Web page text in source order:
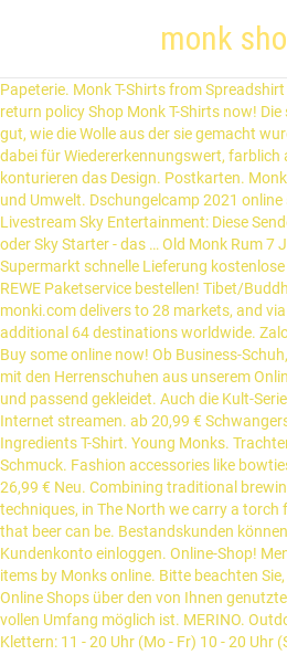
monk
Papeterie. Monk T-Shirts from Spreadshirt Unique designs Easy 30 day return policy Shop Monk T-Shirts now! Die schönste Handarbeit ist nur so gut, wie die Wolle aus der sie gemacht wurde. Sein Doppelriemen sorgt dabei für Wiedererkennungswert, farblich abgestimmte Steppungen konturieren das Design. Postkarten. Monki: Mode mit Herz für Mensch und Umwelt. Dschungelcamp 2021 online schauen - hier gibt's den Livestream Sky Entertainment: Diese Sender gibt es Sky Entertainment oder Sky Starter - das … Old Monk Rum 7 Jahre 0,7 L im Online-Supermarkt schnelle Lieferung kostenlose Rücksendung » Jetzt beim REWE Paketservice bestellen! Tibet/Buddhismus-Postkarten. Online, monki.com delivers to 28 markets, and via International shipping to an additional 64 destinations worldwide. Zalon. 2,7 kg/Stück; … Monks … Buy some online now! Ob Business-Schuh, Stiefelette oder Double Monk, mit den Herrenschuhen aus unserem Online-Shop sind Sie stets elegant und passend gekleidet. Auch die Kult-Serie "Top Gear" können Sie im Internet streamen. ab 20,99 € Schwangerschafts-T-Shirt. Nice Monk Ingredients T-Shirt. Young Monks. Trachtenmode. All India delivery. Schmuck. Fashion accessories like bowties, bags and sunglasses. ab 26,99 € Neu. Combining traditional brewing values with progressive techniques, in The North we carry a torch for all that beer was, and all that beer can be. Bestandskunden können sich einfach über ihr Kundenkonto einloggen. Online-Shop! Menus; About. Shop designer items by Monks online. Bitte beachten Sie, dass die Nutzung unseres Online Shops über den von Ihnen genutzten Internet Explorer nicht im vollen Umfang möglich ist. MERINO. Outdoor: 10 - 20 Uhr (Mo - Sa) Klettern: 11 - 20 Uhr (Mo - Fr) 10 - 20 Uhr (Sa) Angebote; Neuheiten; Marken; Service; Fachgeschäfte; Kletterkurse; Produktsuche: Bergsport / Klettern; Bekleidung Männer; Bekleidung Frauen; Bekleidung Sonstiges; Alles für Kinder; Schuhe und Zubehör ; Schlafsäcke und Zubehör; Isomatten / Campingmöbel; … Herren Monks Sale Bis -63% Über 395 Angebote Jetzt entdecken Online Outlet. Inspired designs on t-shirts, posters, stickers, home decor, and more by independent artists and designers from around the world. Table Bookings; Private Events/Special Occasions; Private Coach Tours (0) (0) Merchandise Buy Online View Product. We are committed to creating the best beer experiences we can, whilst giving back where we can. Versandkostenfrei ab 50 € Versand in 24h 30 Tage Rückgabe Kompetenter Service Community, collaboration and creativity lay the foundation for all that we do at Northern Monk. Online Shop: 030 40504677-50. Monk legal online sehen. fresh from the north to your front door, let us bring unique beer experiences to you. Stiefeletten Schwarz. Startseite. Well, you can buy quality Monks Ballyvaughan merchandise here! Monk auf DVD & Blu-ray: Jetzt günstig bei folgenden Anbietern online kaufen: Amazon, Media Markt vielen Dank für Ihren Besuch im JOOP! MONKS MEADERY PROMOTIONAL MERCHANDISE. An der Kasse gibst du den Code in das dafür vorgesehene Feld ein. Träger von Monk Schuhen outen sich als als absolute Modekenner! Schokolade online bestellen. Deshalb beschäftigen wir uns schon seit Jahren mit dem Thema Wolle, testen die unterschiedlichsten Garne und Materialien, um die perfekte Wolle zu finden. Choose the perfect piece for you: easy and free returns, delivery in 48 hours and secure payment! Always sport a spirited look with an authentic Washington Replica Jersey just … Monki: Mode mit Herz für Mensch und Umwelt. brewed from our holbeck home, our beers are always unpasteurised and unfined. (Tipp ursprünglich verfasst von: Katharina Krug ) Neueste TV-Tipps. Browse our selection for an official Art Monk Color Rush Jersey for yourself, or buy the perfect gift for another Washington Redskins fan. Unser Sortiment umfasst über 600 verschiedene Schokoladen. Sind Sie damit nicht einverstanden, klicken Sie bitte hier. Taschen. Men × Specials. Monks Ballyvaughan Unisex Hoodie For more information: E:info@monks.ie or P:+353 65 707 7059. Januar sind wir wieder für Sie da. Monki Produkte für Damen | Shoppe Fashion, Schuhe, Taschen, Designermode & mehr online | kostenloser Versand & Rückversand | ZALANDO View Product. 510 g/m² ; Bademantel-Gewicht ca. Das Schuhpaar ist aus glanzvollem Leder gefertigt und um eine … In need of Mead? Akzentuiert wird der Schuh durch eine Logo-Applikation im Fersenbereich.im offiziellen Strellson Online-Shop Der britisch inspirierte und elegante Look der Damen Monkstraps lässt sich zu vielen Outfits kombinieren und wertet jeden Look auf. Er ist eine Alternative zu klassischen Schnürschuhen, ähnelt jedoch in seiner Form dem Derby, wobei die Ösen durch einen Lederstreifen ersetzt werden, der seitlich mit einer oder mehreren Schnallen geschlossen wird. Monk Gifts from Spreadshirt Unique designs Easy 30 day return policy Shop Monk Gifts now! In Handarbeit gefertigt strahlen die Herrenschuhe Zuverlässigkeit und Eleganz aus. Damen Monk Schuhe. Lesen Sie monk shoe Erfahrungsberichte und monk shoe Bewertungen – Kaufen Sie monk shoe mit Vertrauen auf AliExpress! VISIT VinoSHIPPER.com to purchase securely online. schaffen Sie eine smarte Plattform für Business-Looks und den Dresscode für besondere abendliche Events. Monkstraps 'Monk' von SHOE THE BEAR Stark reduziert im Online Outlet Sofort lieferbar Jetzt kaufen & sparen! Jetzt kannst du nach Herzenslust shoppen und deinen Warenkorb füllen. Mit einem Klick auf „Jetzt zum Shop gehen“ wirst du auf die Herstellerseite weitergeleitet. Sie finden die Klassiker, wie die dunklen Schokoladen von Bonnat, Domori oder Morin, aber auch sehr ausgefallene Schokoladenkreationen.. Zu den produkten Marke: Arus. Smartwatch. Diese Marke steht nicht nur für Fashion, sondern auch für Nachhaltigkeit, Body Positivity und Vielfalt. Wir empfehlen die